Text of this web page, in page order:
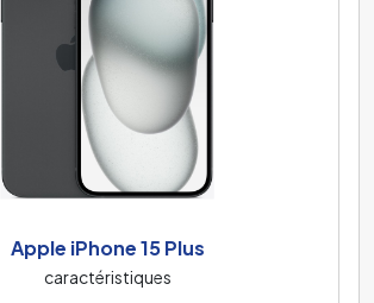
Apple iPhone 15 Plus
caractéristiques